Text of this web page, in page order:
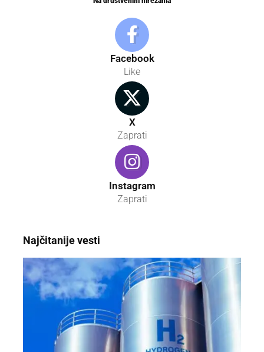
Facebook
Like
X
Zaprati
Instagram
Zaprati
Najčitanije vesti